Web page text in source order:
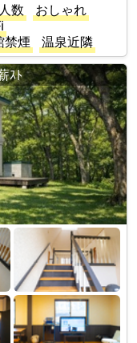
数
おしゃれ
禁煙
温泉近隣
ｽﾄ